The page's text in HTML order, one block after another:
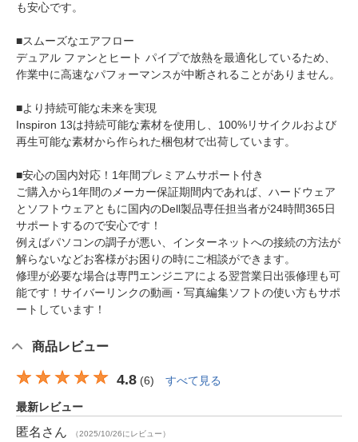
も安心です。
■スムーズなエアフロー
デュアル ファンとヒート パイプで放熱を最適化しているため、
作業中に高速なパフォーマンスが中断されることがありません。
■より持続可能な未来を実現
Inspiron 13は持続可能な素材を使用し、100%リサイクルおよび
再生可能な素材から作られた梱包材で出荷しています。
■安心の国内対応！1年間プレミアムサポート付き
ご購入から1年間のメーカー保証期間内であれば、ハードウェア
とソフトウェアともに国内のDell製品専任担当者が24時間365日
サポートするので安心です！
例えばパソコンの調子が悪い、インターネットへの接続の方法が
解らないなどお客様がお困りの時にご相談ができます。
修理が必要な場合は専門エンジニアによる翌営業日出張修理も可
能です！サイバーリンクの動画・写真編集ソフトの使い方もサポ
ートしています！
商品レビュー
4.8 (6) すべて見る
最新レビュー
匿名 さん （2025/10/26にレビュー）